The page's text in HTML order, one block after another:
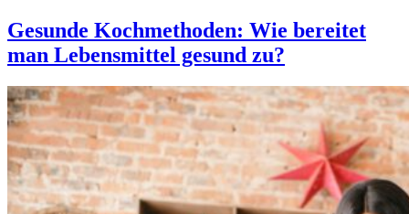
Gesunde Kochmethoden: Wie bereitet
man Lebensmittel gesund zu?